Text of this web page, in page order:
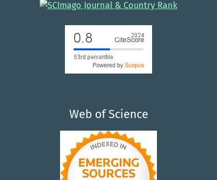
Web of Science